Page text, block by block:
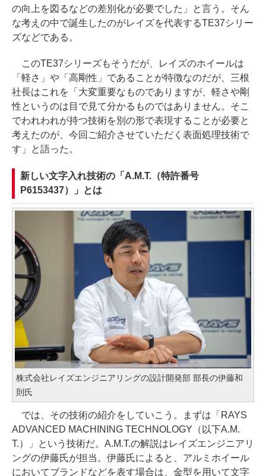
の向上を図るなどの差別化が必要でした」と言う。そん
な考えの中で誕生したのがレイズを代表するTE37シリー
ズなどである。
このTE37シリーズもそうだが、レイズのホイールは
「軽さ」や「高剛性」であることが特徴なのだが、三根
社長はこれを「大変重要なものでありますが、軽さや剛
性というのは目で見て分かるものではありません。そこ
でわれわれが持つ技術を別の形で表現することが必要と
考えたのが、今回ご紹介させていただく表面処理技術で
す」と語った。
新しい文字入れ技術の「A.M.T.（特許番号
P6153437）」とは
株式会社レイズエンジニアリングの設計開発部 部長の伊藤和
則氏
では、その技術の紹介をしていこう。まずは「RAYS
ADVANCED MACHINING TECHNOLOGY（以下A.M.
T.）」という技術だ。A.M.T.の解説はレイズエンジニアリ
ングの伊藤氏が担当。伊藤氏によると、アルミホイール
においてブランドなどを表す場合は、金型を用いて文字